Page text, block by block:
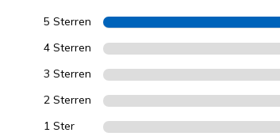
5 Sterren
4 Sterren
3 Sterren
2 Sterren
1 Ster